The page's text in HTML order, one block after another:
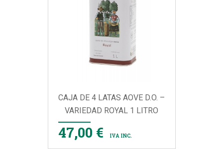
CAJA DE 4 LATAS AOVE D.O. –
VARIEDAD ROYAL 1 LITRO
47,00 € IVA INC.